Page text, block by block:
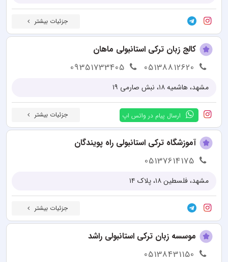
جزئیات بیشتر
کالج زبان ترکی استانبولی ماهان
05138812620
09351733405
مشهد، هاشمیه ۱۸، نبش صارمی ۱۹
ارسال پیام در واتس اپ جزئیات بیشتر
آموزشگاه ترکی استانبولی راه پویندگان
05137614175
مشهد، فلسطین ۱۸، پلاک ۱۴
جزئیات بیشتر
موسسه زبان ترکی استانبولی راشد
05138431150